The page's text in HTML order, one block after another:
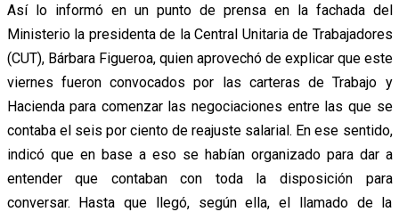
Así lo informó en un punto de prensa en la fachada del
Ministerio la presidenta de la Central Unitaria de Trabajadores
(CUT), Bárbara Figueroa, quien aprovechó de explicar que este
viernes fueron convocados por las carteras de Trabajo y
Hacienda para comenzar las negociaciones entre las que se
contaba el seis por ciento de reajuste salarial. En ese sentido,
indicó que en base a eso se habían organizado para dar a
entender que contaban con toda la disposición para
conversar. Hasta que llegó, según ella, el llamado de la